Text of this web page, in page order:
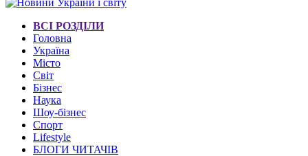
ВСІ РОЗДІЛИ
Головна
Україна
Місто
Світ
Бізнес
Наука
Шоу-бізнес
Спорт
Lifestyle
БЛОГИ ЧИТАЧІВ